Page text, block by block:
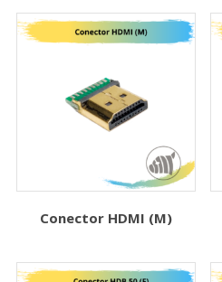
Conector HDMI (M)